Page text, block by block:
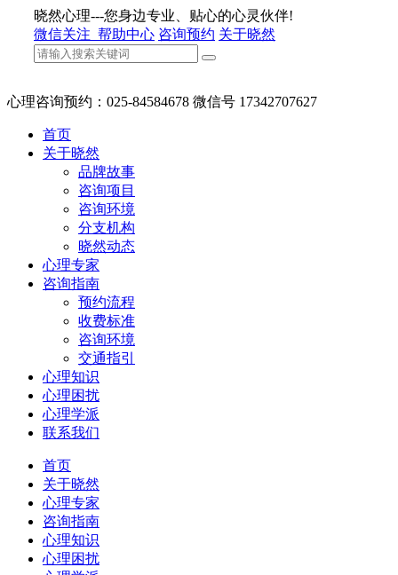
晓然心理---您身边专业、贴心的心灵伙伴!
微信关注 帮助中心 咨询预约 关于晓然
心理咨询预约：025-84584678 微信号 17342707627
首页
关于晓然
品牌故事
咨询项目
咨询环境
分支机构
晓然动态
心理专家
咨询指南
预约流程
收费标准
咨询环境
交通指引
心理知识
心理困扰
心理学派
联系我们
首页
关于晓然
心理专家
咨询指南
心理知识
心理困扰